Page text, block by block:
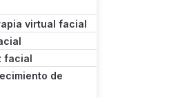
virtual facial
facial
de